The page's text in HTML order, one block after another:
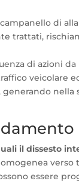
di
trattati,
di azioni
veicolare
nella
il dissesto
essere